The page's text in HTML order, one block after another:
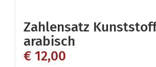
Zahlensatz
arabisch
€ 12,00